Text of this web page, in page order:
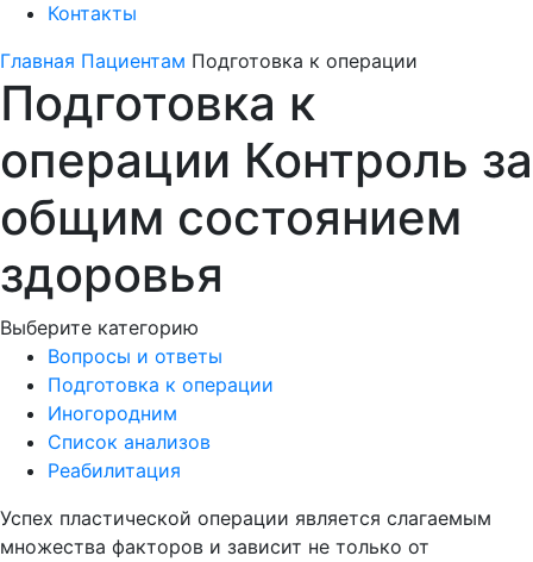
Контакты
Главная Пациентам Подготовка к операции
Подготовка к
операции Контроль за
общим состоянием
здоровья
Выберите категорию
Вопросы и ответы
Подготовка к операции
Иногородним
Список анализов
Реабилитация
Успех пластической операции является слагаемым
множества факторов и зависит не только от